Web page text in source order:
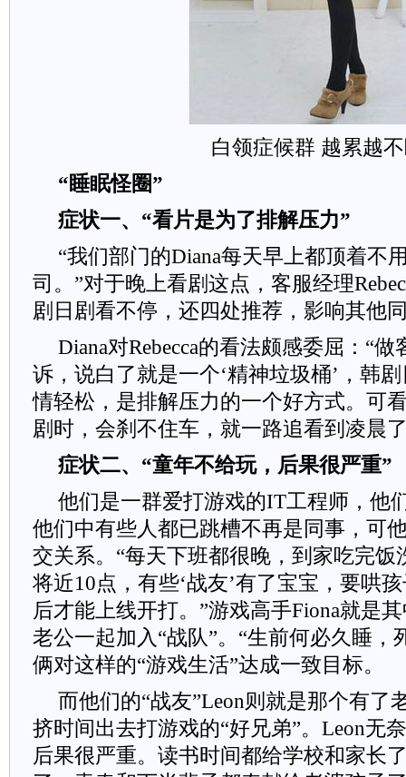
白领症候群 越累越
“睡眠怪圈”
症状一、“看片是为了排解压力”
“我们部门的Diana每天早上都顶着不
司。”对于晚上看剧这点，客服经理
剧日剧看不停，还四处推荐，影响其他
Diana对Rebecca的看法颇感委屈：“
诉，说白了就是一个‘精神垃圾桶’，韩
情轻松，是排解压力的一个好方式。可
剧时，会刹不住车，就一路追看到凌晨
症状二、“童年不给玩，后果很严重”
他们是一群爱打游戏的IT工程师，他
他们中有些人都已跳槽不再是同事，可
交关系。“每天下班都很晚，到家吃完饭
将近10点，有些‘战友’有了宝宝，要哄
后才能上线开打。”游戏高手Fiona就是
老公一起加入“战队”。“生前何必久睡
俩对这样的“游戏生活”达成一致目标。
而他们的“战友”Leon则就是那个有了
挤时间出去打游戏的“好兄弟”。Leon无
后果很严重。读书时间都给学校和家长